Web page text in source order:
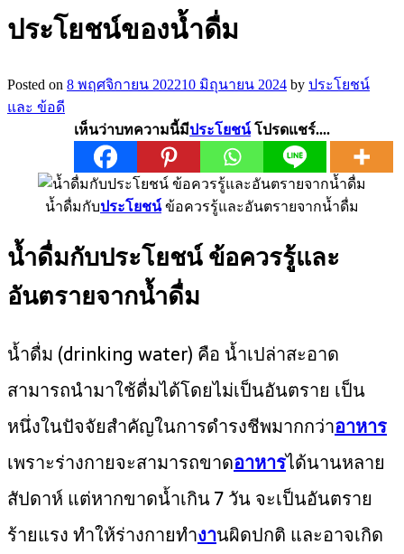
ประโยชน์ของน้ำดื่ม
Posted on 8 พฤศจิกายน 202210 มิถุนายน 2024 by ประโยชน์
และ ข้อดี
เห็นว่าบทความนี้มีประโยชน์โปรดแชร์....
น้ำดื่มกับประโยชน์ข้อควรรู้และอันตรายจากน้ำดื่ม
น้ำดื่มกับประโยชน์ ข้อควรรู้และ
อันตรายจากน้ำดื่ม
น้ำดื่ม (drinking water) คือ น้ำเปล่าสะอาด
สามารถนำมาใช้ดื่มได้โดยไม่เป็นอันตราย เป็น
หนึ่งในปัจจัยสำคัญในการดำรงชีพมากกว่าอาหาร
เพราะร่างกายจะสามารถขาดอาหารได้นานหลาย
สัปดาห์ แต่หากขาดน้ำเกิน 7 วัน จะเป็นอันตราย
ร้ายแรง ทำให้ร่างกายทำงานผิดปกติ และอาจเกิด